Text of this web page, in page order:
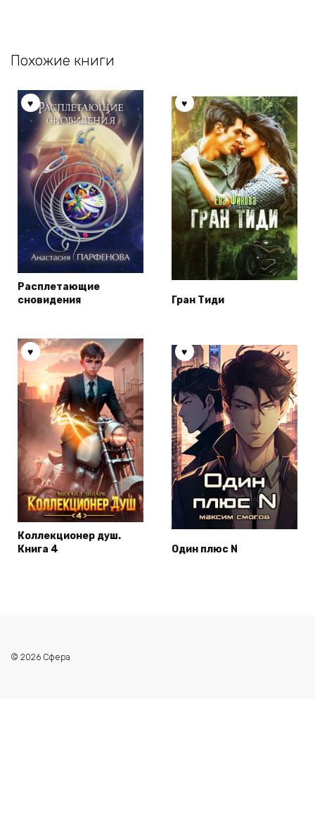
Похожие книги
Расплетающие
сновидения
Гран Тиди
Коллекционер душ.
Книга 4
Один плюс N
© 2026 Сфера